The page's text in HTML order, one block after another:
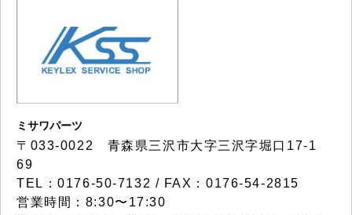
ミサワパーツ
〒033-0022 青森県三沢市大字三沢字堀口17-1
69
TEL：0176-50-7132 / FAX：0176-54-2815
営業時間：8:30〜17:30